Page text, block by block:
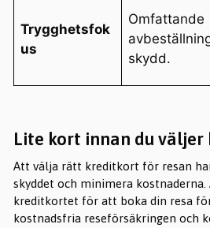
Trygghetsfok
us
Omfattande
skydd.
Lite kort innan du
Att välja rätt kreditkort för resan
skyddet och minimera
kreditkortet för att boka din resa
kostnadsfria reseförsäkringen och